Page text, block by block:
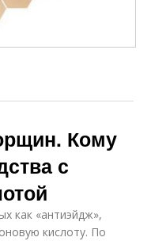
Кому
с
как «антиэйдж»,
кислоту. По